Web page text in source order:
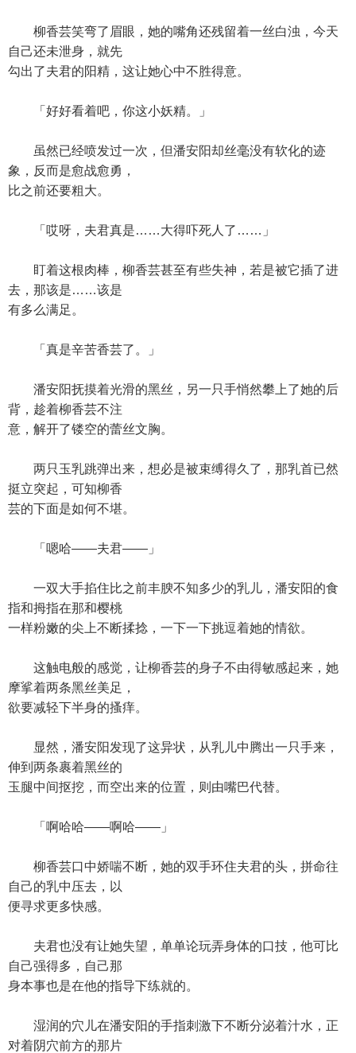
柳香芸笑弯了眉眼，她的嘴角还残留着一丝白浊，今天
自己还未泄身，就先
勾出了夫君的阳精，这让她心中不胜得意。
「好好看着吧，你这小妖精。」
虽然已经喷发过一次，但潘安阳却丝毫没有软化的迹
象，反而是愈战愈勇，
比之前还要粗大。
「哎呀，夫君真是……大得吓死人了……」
盯着这根肉棒，柳香芸甚至有些失神，若是被它插了进
去，那该是……该是
有多么满足。
「真是辛苦香芸了。」
潘安阳抚摸着光滑的黑丝，另一只手悄然攀上了她的后
背，趁着柳香芸不注
意，解开了镂空的蕾丝文胸。
两只玉乳跳弹出来，想必是被束缚得久了，那乳首已然
挺立突起，可知柳香
芸的下面是如何不堪。
「嗯哈——夫君——」
一双大手掐住比之前丰腴不知多少的乳儿，潘安阳的食
指和拇指在那和樱桃
一样粉嫩的尖上不断揉捻，一下一下挑逗着她的情欲。
这触电般的感觉，让柳香芸的身子不由得敏感起来，她
摩挲着两条黑丝美足，
欲要减轻下半身的搔痒。
显然，潘安阳发现了这异状，从乳儿中腾出一只手来，
伸到两条裹着黑丝的
玉腿中间抠挖，而空出来的位置，则由嘴巴代替。
「啊哈哈——啊哈——」
柳香芸口中娇喘不断，她的双手环住夫君的头，拼命往
自己的乳中压去，以
便寻求更多快感。
夫君也没有让她失望，单单论玩弄身体的口技，他可比
自己强得多，自己那
身本事也是在他的指导下练就的。
湿润的穴儿在潘安阳的手指刺激下不断分泌着汁水，正
对着阴穴前方的那片